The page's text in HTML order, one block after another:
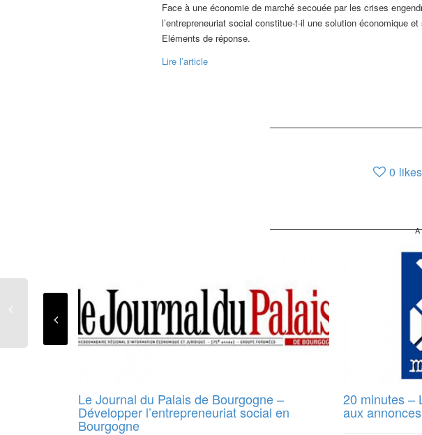
Face à une économie de marché secouée par les crises
l’entrepreneuriat social constitue-t-il une solution économique
Eléments de réponse.
Lire l’article
0 likes
Le Journal du Palais de Bourgogne –
Développer l’entrepreneuriat social en
Bourgogne
20 minutes –
aux